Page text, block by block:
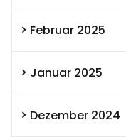
Februar 2025
Januar 2025
Dezember 2024